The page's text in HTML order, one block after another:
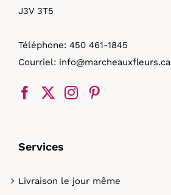
J3V 3T5
Téléphone: 450 461-1845
Courriel: info@marcheauxfleurs.ca
Services
Livraison le jour même